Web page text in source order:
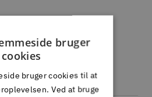
væg (beslag sælges separat)
bruger
cookies
bruger cookies til at
Ved at bruge